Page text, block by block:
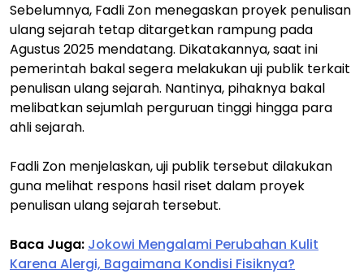
Sebelumnya, Fadli Zon menegaskan proyek penulisan
ulang sejarah tetap ditargetkan rampung pada
Agustus 2025 mendatang. Dikatakannya, saat ini
pemerintah bakal segera melakukan uji publik terkait
penulisan ulang sejarah. Nantinya, pihaknya bakal
melibatkan sejumlah perguruan tinggi hingga para
ahli sejarah.
Fadli Zon menjelaskan, uji publik tersebut dilakukan
guna melihat respons hasil riset dalam proyek
penulisan ulang sejarah tersebut.
Baca Juga: Jokowi Mengalami Perubahan Kulit
Karena Alergi, Bagaimana Kondisi Fisiknya?